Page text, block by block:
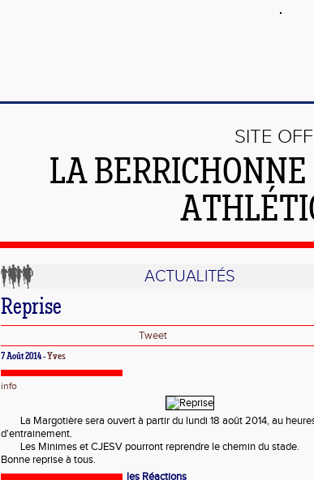
SITE
LA
ACTUALITÉS
Reprise
Tweet
7 Août 2014 - Yves
info
La Margotière sera ouvert à partir du lundi 18 août 2014, au
d'entrainement.
Les Minimes et CJESV pourront reprendre le chemin du stade.
Bonne reprise à tous.
les Réactions